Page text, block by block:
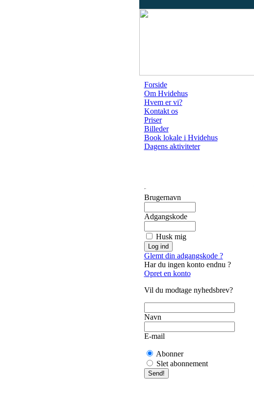
Forside
Om Hvidehus
Hvem er vi?
Kontakt os
Priser
Billeder
Book lokale i Hvidehus
Dagens aktiviteter
Brugernavn
Adgangskode
Husk mig
Glemt din adgangskode ?
Har du ingen konto endnu ?
Opret en konto
Vil du modtage nyhedsbrev?
Navn
E-mail
Abonner
Slet abonnement